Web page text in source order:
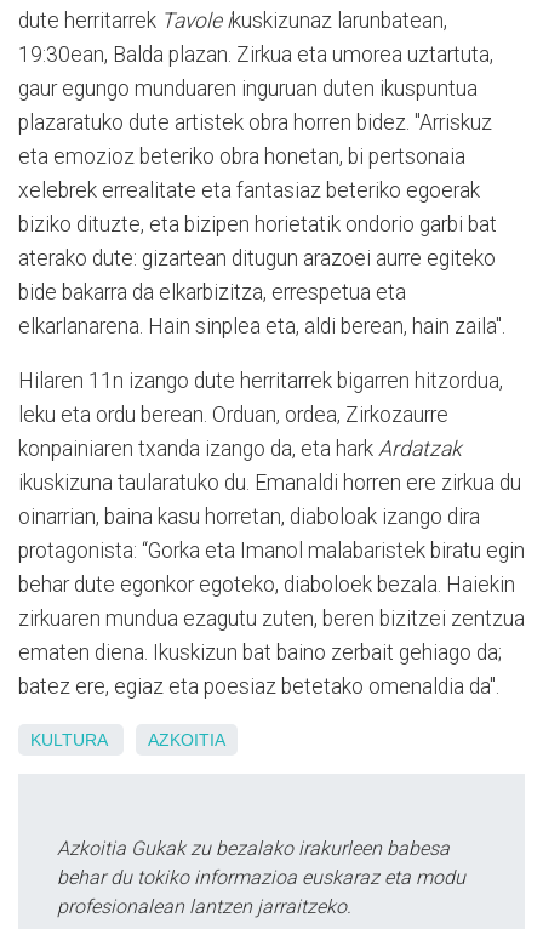
dute herritarrek Tavole ikuskizunaz larunbatean,
19:30ean, Balda plazan. Zirkua eta umorea uztartuta,
gaur egungo munduaren inguruan duten ikuspuntua
plazaratuko dute artistek obra horren bidez. "Arriskuz
eta emozioz beteriko obra honetan, bi pertsonaia
xelebrek errealitate eta fantasiaz beteriko egoerak
biziko dituzte, eta bizipen horietatik ondorio garbi bat
aterako dute: gizartean ditugun arazoei aurre egiteko
bide bakarra da elkarbizitza, errespetua eta
elkarlanarena. Hain sinplea eta, aldi berean, hain zaila".
Hilaren 11n izango dute herritarrek bigarren hitzordua,
leku eta ordu berean. Orduan, ordea, Zirkozaurre
konpainiaren txanda izango da, eta hark Ardatzak
ikuskizuna taularatuko du. Emanaldi horren ere zirkua du
oinarrian, baina kasu horretan, diaboloak izango dira
protagonista: “Gorka eta Imanol malabaristek biratu egin
behar dute egonkor egoteko, diaboloek bezala. Haiekin
zirkuaren mundua ezagutu zuten, beren bizitzei zentzua
ematen diena. Ikuskizun bat baino zerbait gehiago da;
batez ere, egiaz eta poesiaz betetako omenaldia da".
KULTURA AZKOITIA
Azkoitia Gukak zu bezalako irakurleen babesa
behar du tokiko informazioa euskaraz eta modu
profesionalean lantzen jarraitzeko.